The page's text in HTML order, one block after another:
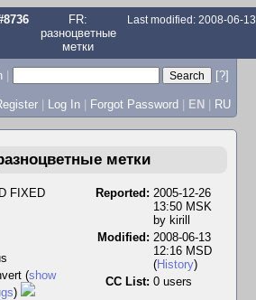
FR:
разноцветные
метки
Last modified: 2008-06-
|
[?]
| Log In | Forgot Password | EN | RU
метки
FIXED
(show
)
Reported: 2005-12-26
13:50 MSK
by kirill
Modified: 2008-06-13
12:16 MSD
(History)
CC List: 0 users